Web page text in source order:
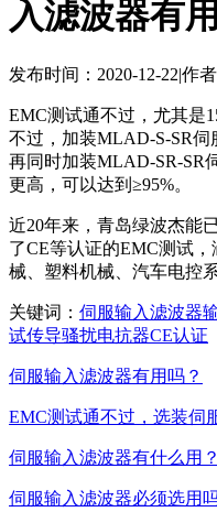
入滤波器有
发布时间：2020-12-22|作
EMC测试通不过，尤其是
不过，加装MLAD-S-SR
再同时加装MLAD-SR-SR
更高，可以达到≥95%。
近20年来，青岛绿波杰能
了CE等认证的EMC测试
械、塑料机械、汽车电控
关键词： 伺服输入滤波器
试传导骚扰电抗器CE认证
伺服输入滤波器有用吗？
EMC测试通不过，选装伺
伺服输入滤波器有什么用？
伺服输入滤波器必须选用